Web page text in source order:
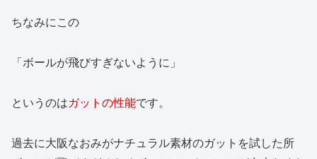
ちなみにこの
「ボールが飛びすぎないように」
というのはガットの性能です。
過去に大阪なおみがナチュラル素材のガットを試した所